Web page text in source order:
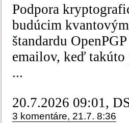
Podpora
budúcim
štandardu
emailov, keď takúto
...
20.7.2026 09:01,
3 komentáre, 21.7. 8:36